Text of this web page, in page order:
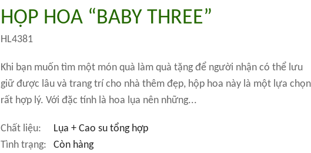
HỘP HOA “BABY THREE”
HL4381
Khi bạn muốn tìm một món quà làm quà tặng để người nhận có thể lưu
giữ được lâu và trang trí cho nhà thêm đẹp, hộp hoa này là một lựa chọn
rất hợp lý. Với đặc tính là hoa lụa nên những...
Chất liệu:
Lụa + Cao su tổng hợp
Tình trạng:
Còn hàng